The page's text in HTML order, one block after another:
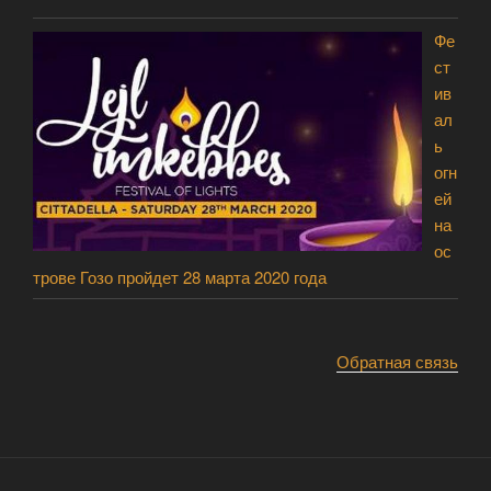
Фе
ст
ив
ал
ь
огн
ей
на
ос
трове Гозо пройдет 28 марта 2020 года
Обратная связь